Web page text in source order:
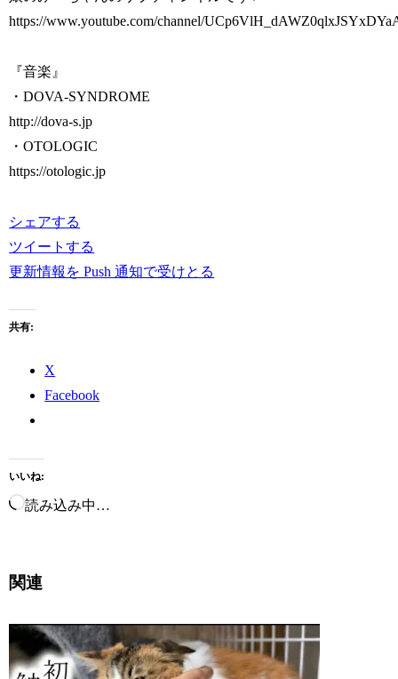
https://www.youtube.com/channel/
『音楽』
・DOVA-SYNDROME
http://dova-s.jp
・OTOLOGIC
https://otologic.jp
シェアする
ツイートする
更新情報を Push 通知で受けとる
共有:
X
Facebook
いいね:
読み込み中…
関連